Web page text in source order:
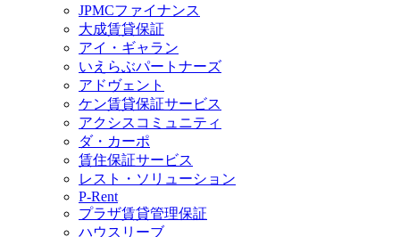
JPMCファイナンス
大成賃貸保証
アイ・ギャラン
いえらぶパートナーズ
アドヴェント
ケン賃貸保証サービス
アクシスコミュニティ
ダ・カーポ
賃住保証サービス
レスト・ソリューション
P-Rent
プラザ賃貸管理保証
ハウスリーブ